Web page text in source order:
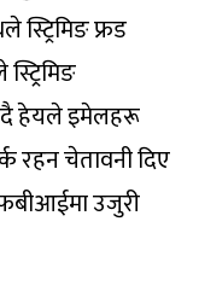
स्ट्रिमिङ फ्रड
हेयले इमेलहरू
रहन चेतावनी दिए
उजुरी